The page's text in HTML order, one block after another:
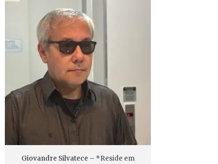
Giovandre Silvatece – *Reside em